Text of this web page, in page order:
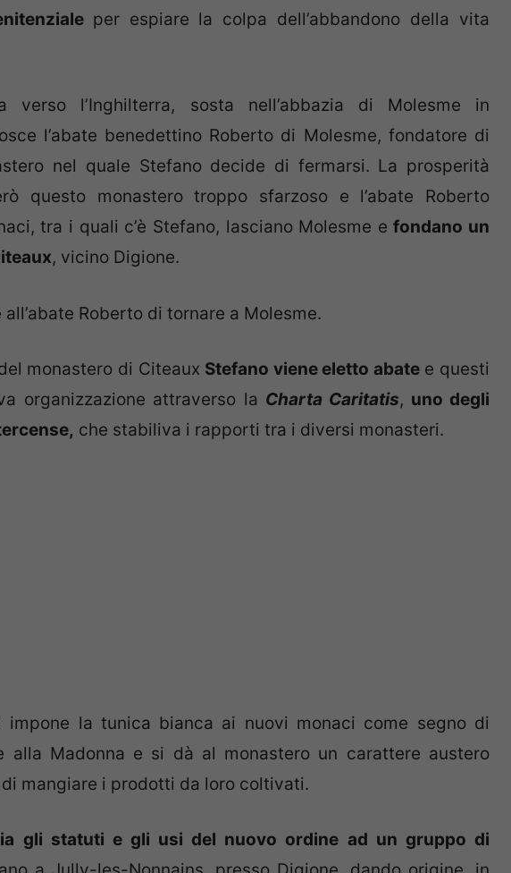
per espiare la colpa dell’abbandono della vita
verso l’Inghilterra, sosta nell’abbazia di Molesme in
l’abate benedettino Roberto di Molesme, fondatore di
nel quale Stefano decide di fermarsi. La prosperità
questo monastero troppo sfarzoso e l’abate Roberto
tra i quali c’è Stefano, lasciano Molesme efondano un
, vicino Digione.
Roberto di tornare a Molesme.
monastero di Citeaux Stefano viene eletto abatee questi
organizzazione attraverso la Charta Caritatis, uno degli
che stabiliva i rapporti tra i diversi monasteri.
impone la tunica bianca ai nuovi monaci come segno di
alla Madonna e si dà al monastero un carattere austero
mangiare i prodotti da loro coltivati.
gli statuti e gli usi del nuovo ordine ad un gruppo di